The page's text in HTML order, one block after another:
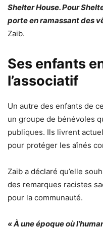
Shelter House. Pour
porte en ramassant des
Zaib.
Ses enfants
l’associatif
Un autre des enfants de
un groupe de bénévoles
publiques. Ils livrent
pour protéger les aînés
Zaib a déclaré qu’elle
des remarques racistes
pour la communauté.
« À une époque où